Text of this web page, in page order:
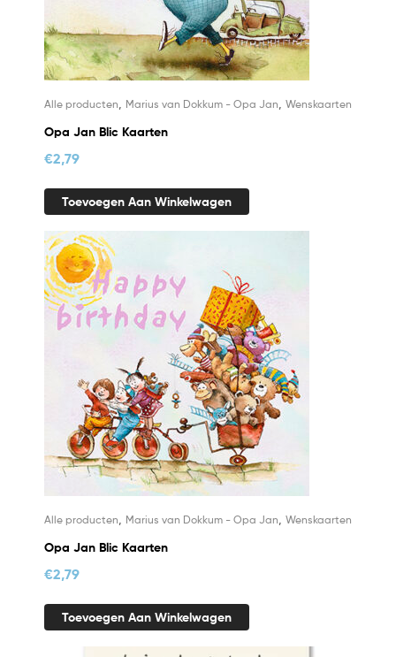
Alle producten Marius van Dokkum - Opa Jan Wenskaarten
Opa Jan Blic Kaarten
€2,79
Toevoegen Aan Winkelwagen
Alle producten Marius van Dokkum - Opa Jan Wenskaarten
Opa Jan Blic Kaarten
€2,79
Toevoegen Aan Winkelwagen